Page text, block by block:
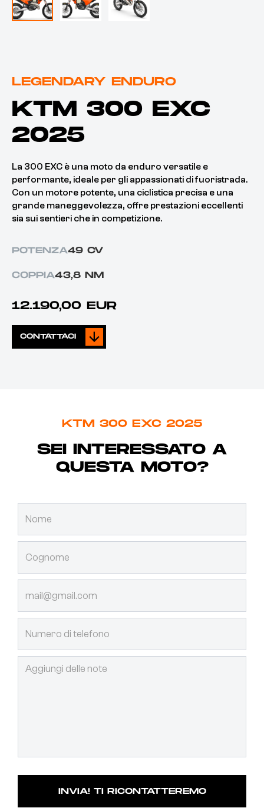
LEGENDARY ENDURO
KTM 300 EXC
2025
La 300 EXC è una moto da enduro versatile e
performante, ideale per gli appassionati di fuoristrada.
Con un motore potente, una ciclistica precisa e una
grande maneggevolezza, offre prestazioni eccellenti
sia sui sentieri che in competizione.
POTENZA49 CV
COPPIA43,8 NM
12.190,00 EUR
CONTATTACI
KTM 300 EXC 2025
SEI INTERESSATO A
QUESTA MOTO?